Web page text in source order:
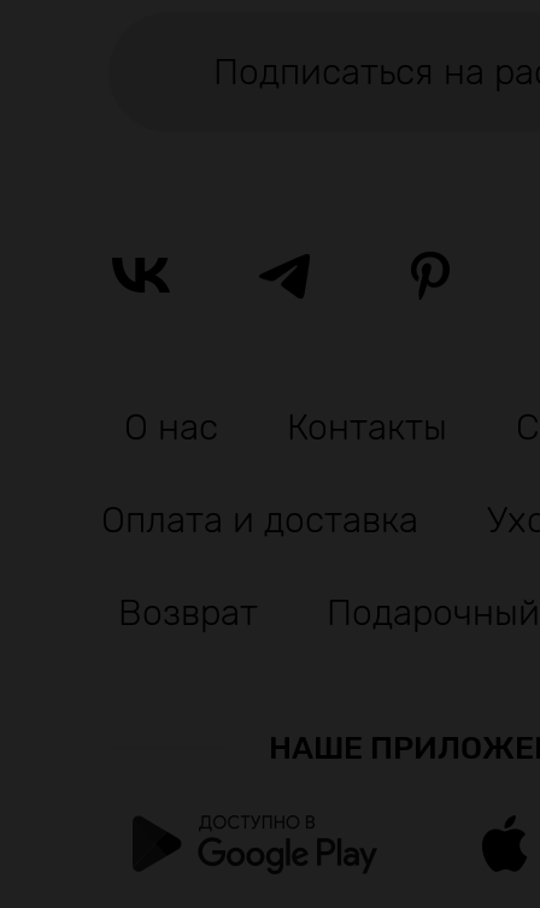
Подписаться на
О нас Контакты
Оплата и доставка
Возврат
НАШЕ